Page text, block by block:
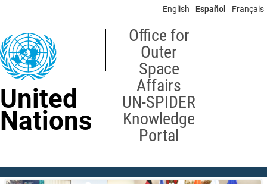
content
English Español Français
United
Nations
Office for
Outer
Space
Affairs
UN-SPIDER
Knowledge
Portal